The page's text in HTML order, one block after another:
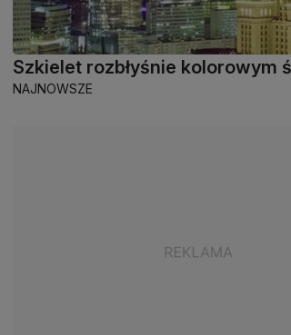
Szkielet rozbłyśnie kolorowym
NAJNOWSZE